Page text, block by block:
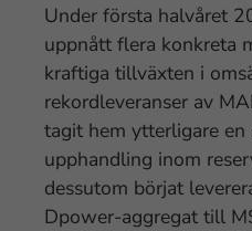
Under första halvåret
uppnått flera konkreta
kraftiga tillväxten i
rekordleveranser av
tagit hem ytterligare
upphandling inom
dessutom börjat
Dpower-aggregat till